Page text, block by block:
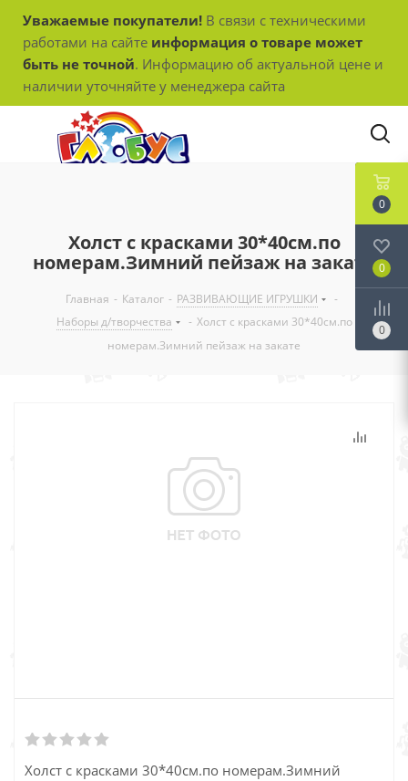
Уважаемые покупатели! В связи с техническими
работами на сайте информация о товаре может
быть не точной. Информацию об актуальной цене и
наличии уточняйте у менеджера сайта
Холст с красками 30*40см.по
номерам.Зимний пейзаж на закате
Главная - Каталог - РАЗВИВАЮЩИЕ ИГРУШКИ
-
Наборы д/творчества
- Холст с красками 30*40см.по
номерам.Зимний пейзаж на закате
Холст с красками 30*40см.по номерам.Зимний
0
0
0